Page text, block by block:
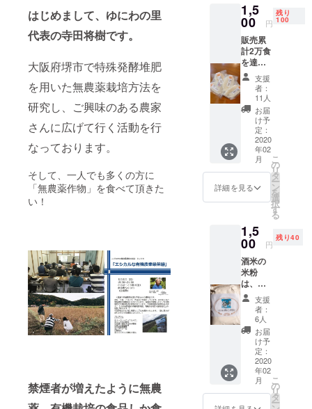
はじめまして、ゆにわの里
代表の寺田将樹です。
大阪府堺市で特殊発酵堆肥
を用いた無農薬栽培方法を
研究し、ご興味のある農家
さんに広げて行く活動を行
なっております。
そして、一人でも多くの方に
「無農薬作物」を食べて頂きた
い！
禁煙者が増えたように無農
営、2007年
に就農、
2009年に大
阪府認定農
家になり同
年 、日本不
耕起栽培普
及会 岩澤信
夫さんから1
年間、自然
耕塾で生物
資源型農業
り山田錦の
栽培をして
います。
1,5
00 円
残り
100
販売累
計2万食
を達成
した人
気の米
粉麺で
す。一
般的な
麺は時
間が経
つとと
もに伸
びて風
味も落
ちてし
こちら
の麺は
新たに
開発さ
れた技
術によ
り、麺
が糊化
されて
一定時
間コシ
を保っ
たまま
食べる
事が出
来ま
支援
者：
11人
お届
け予
定：
2020
年02
月
詳細を見る
こ
の
リ
タ
ー
ン
を
選
択
す
る
1,5
00 円
残り40
酒米の
米粉
は、ア
ミロー
ス値が
高く 米
粉パン
にする
とふっ
くらと
した出
来上が
り 天ぷ
ら粉に
支援
者：
6人
お届
け予
定：
2020
年02
月
こ
の
リ
タ
ー